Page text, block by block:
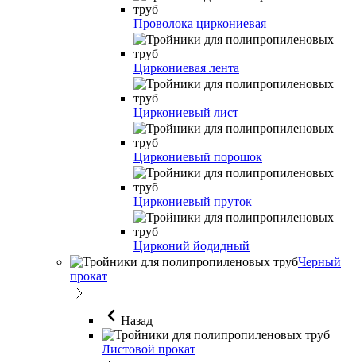
Проволока циркониевая
Циркониевая лента
Циркониевый лист
Циркониевый порошок
Циркониевый пруток
Цирконий йодидный
Черный
прокат
Назад
Листовой прокат